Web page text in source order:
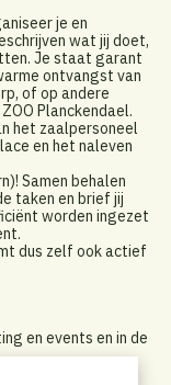
je en
wat jij doet,
Je staat garant
ontvangst van
of op andere
Planckendael.
het zaalpersoneel
en het naleven
Samen behalen
taken en brief jij
worden ingezet
dus zelf ook actief
en events en in de